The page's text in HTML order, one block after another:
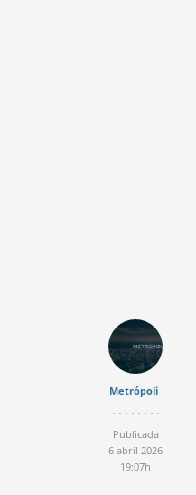
Metrópoli
Publicada
6 abril 2026
19:07h